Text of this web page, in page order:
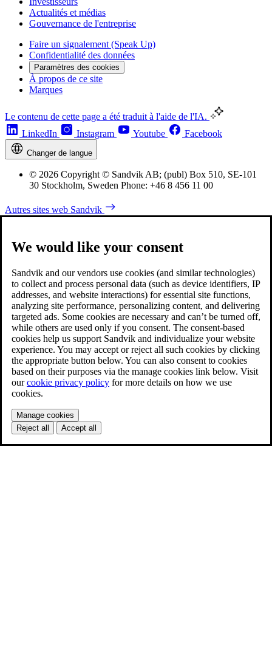
Actualités et médias
Gouvernance de l'entreprise
Faire un signalement (Speak Up)
Confidentialité des données
Paramètres des cookies
À propos de ce site
Marques
Le contenu de cette page a été traduit à l'aide de l'IA.
LinkedIn
Instagram Youtube Facebook
Changer de langue
© 2026 Copyright © Sandvik AB; (publ) Box 510, SE-101
30 Stockholm, Sweden Phone: +46 8 456 11 00
Autres sites web Sandvik
We would like your consent
Sandvik and our vendors use cookies (and similar technologies)
to collect and process personal data (such as device identifiers, IP
addresses, and website interactions) for essential site functions,
analyzing site performance, personalizing content, and delivering
targeted ads. Some cookies are necessary and can’t be turned off,
while others are used only if you consent. The consent-based
cookies help us support Sandvik and individualize your website
experience. You may accept or reject all such cookies by clicking
the appropriate button below. You can also consent to cookies
based on their purposes via the manage cookies link below. Visit
ourcookie privacy policy for more details on how we use
cookies.
Manage cookies
Reject all
Accept all